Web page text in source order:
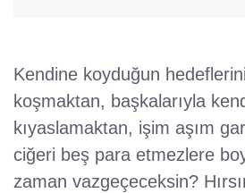
Kendine koyduğun
koşmaktan, başkalarıyla
kıyaslamaktan, işim aşım
ciğeri beş para etmezlere
zaman vazgeçeceksin?